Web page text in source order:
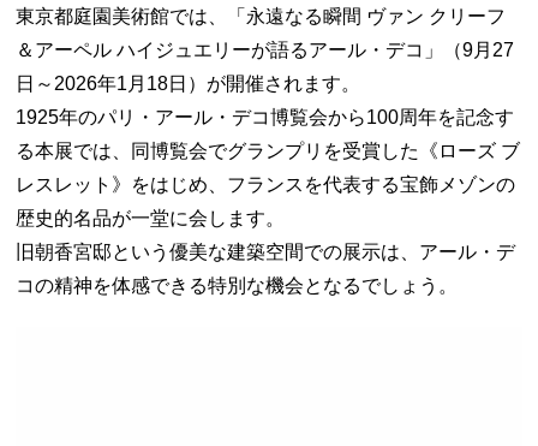
東京都庭園美術館では、「永遠なる瞬間 ヴァン クリーフ
＆アーペル ハイジュエリーが語るアール・デコ」（9月27
日～2026年1月18日）が開催されます。
1925年のパリ・アール・デコ博覧会から100周年を記念す
る本展では、同博覧会でグランプリを受賞した《ローズ ブ
レスレット》をはじめ、フランスを代表する宝飾メゾンの
歴史的名品が一堂に会します。
旧朝香宮邸という優美な建築空間での展示は、アール・デ
コの精神を体感できる特別な機会となるでしょう。